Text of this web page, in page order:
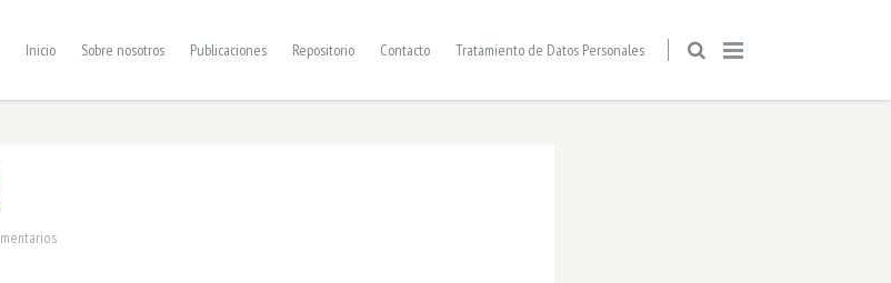
Inicio Sobre nosotros Publicaciones Repositorio Contacto Tratamiento de Datos Personales